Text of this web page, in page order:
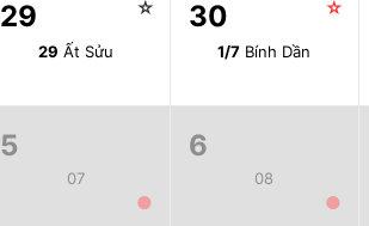
29 ☆
29 Ất Sửu
30 ☆
1/7 Bính Dần
5
07
●
6
08
●